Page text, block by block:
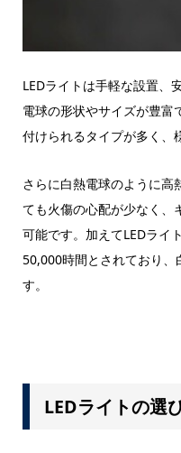
LEDライトは手軽な設置、
電球の形状やサイズが豊富
付けられるタイプが多く、
さらに白熱電球のように高
ても火傷の心配が少なく、
可能です。加えてLEDライ
50,000時間とされており、
す。
LEDライトの選